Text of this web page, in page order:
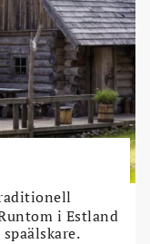
i Estland